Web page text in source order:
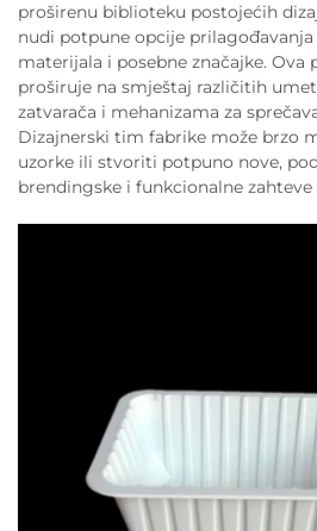
proširenu biblioteku postojećih
nudi potpune opcije
materijala i posebne značajke. Ova
proširuje na smještaj različitih
zatvarača i mehanizama za
Dizajnerski tim fabrike može brzo
uzorke ili stvoriti potpuno nove,
brendingske i funkcionalne zahteve